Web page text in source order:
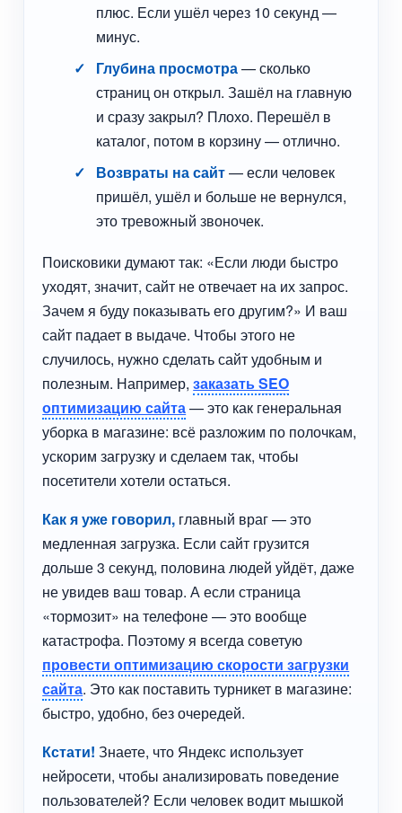
плюс. Если ушёл через 10 секунд —
минус.
Глубина просмотра— сколько
страниц он открыл. Зашёл на главную
и сразу закрыл? Плохо. Перешёл в
каталог, потом в корзину — отлично.
Возвраты на сайт— если человек
пришёл, ушёл и больше не вернулся,
это тревожный звоночек.
Поисковики думают так: «Если люди быстро
уходят, значит, сайт не отвечает на их запрос.
Зачем я буду показывать его другим?» И ваш
сайт падает в выдаче. Чтобы этого не
случилось, нужно сделать сайт удобным и
полезным. Например,заказатьSEO
оптимизацию сайта— это как генеральная
уборка в магазине: всё разложим по полочкам,
ускорим загрузку и сделаем так, чтобы
посетители хотели остаться.
Как я уже говорил, главный враг — это
медленная загрузка. Если сайт грузится
дольше 3 секунд, половина людей уйдёт, даже
не увидев ваш товар. А если страница
«тормозит» на телефоне — это вообще
катастрофа. Поэтому я всегда советую
провести оптимизацию скорости загрузки
сайта. Это как поставить турникет в магазине:
быстро, удобно, без очередей.
Кстати! Знаете, что Яндекс использует
нейросети, чтобы анализировать поведение
пользователей? Если человек водит мышкой